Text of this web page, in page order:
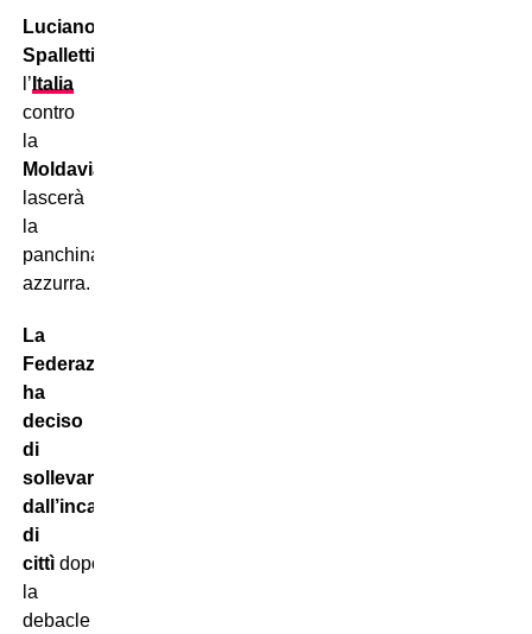
Luciano
Spalletti
l’ Italia
contro
la
Moldavia
lascerà
la
panchina
azzurra.
La
Federazione
ha
deciso
di
sollevarlo
dall’incarico
di
cittì dopo
la
debacle